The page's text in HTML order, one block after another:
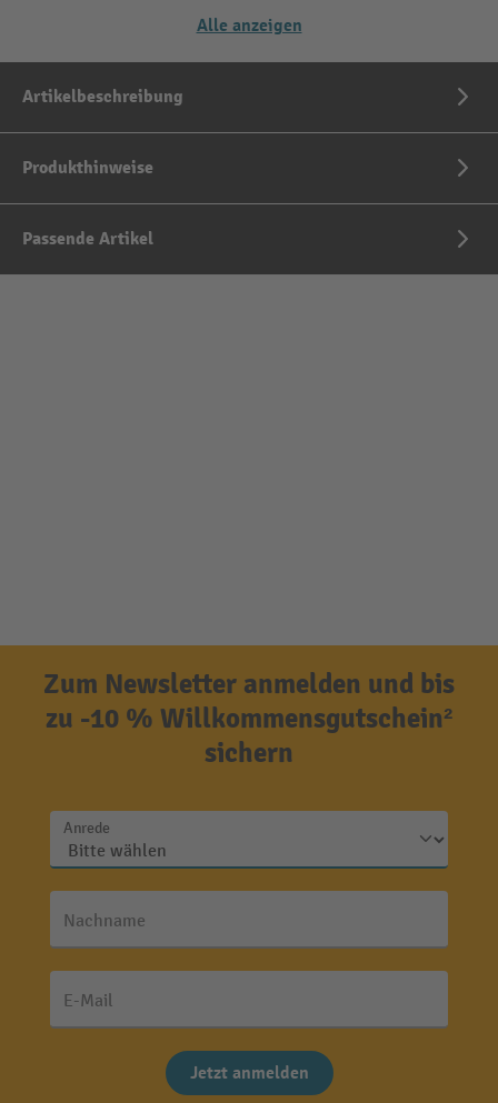
Alle anzeigen
Artikelbeschreibung
Produkthinweise
Passende Artikel
Zum Newsletter anmelden und bis
zu -10 % Willkommensgutschein²
sichern
Anrede
Nachname
E-Mail
Jetzt anmelden